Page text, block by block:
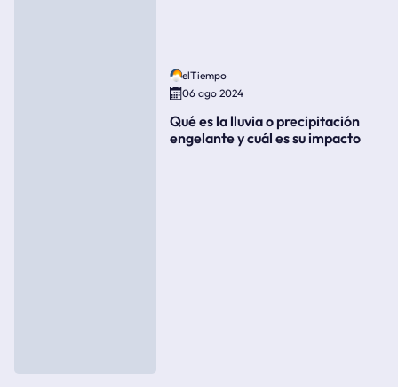
elTiempo
06 ago 2024
Qué es la lluvia o precipitación
engelante y cuál es su impacto